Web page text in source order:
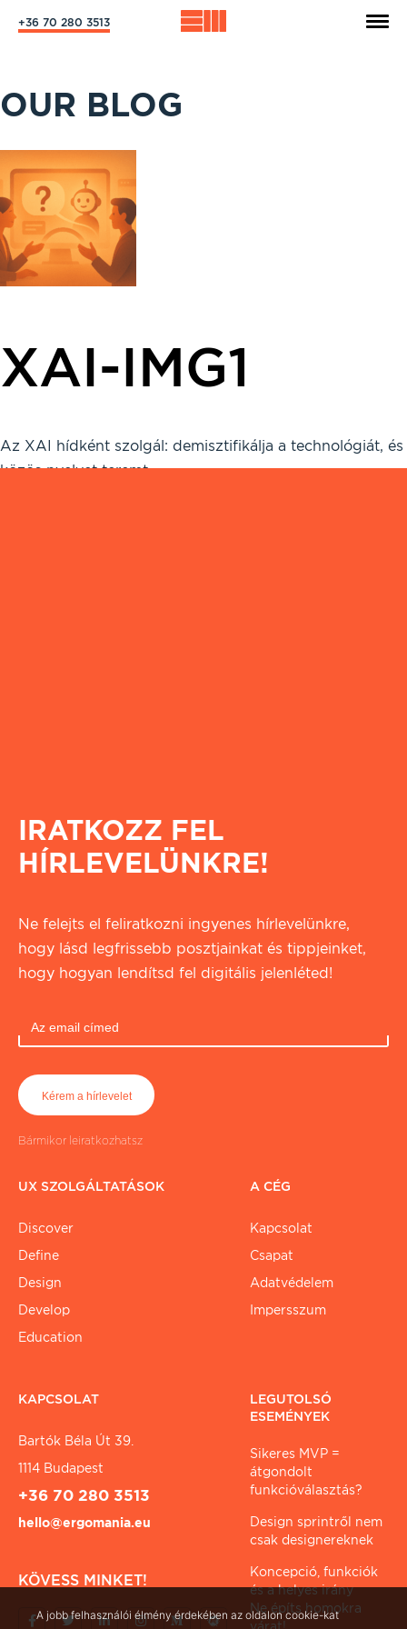
+36 70 280 3513
OUR BLOG
XAI-IMG1
Az XAI hídként szolgál: demisztifikálja a technológiát, és
közös nyelvet teremt
IRATKOZZ FEL
HÍRLEVELÜNKRE!
Ne felejts el feliratkozni ingyenes hírlevelünkre,
hogy lásd legfrissebb posztjainkat és tippjeinket,
hogy hogyan lendítsd fel digitális jelenléted!
Bármikor leiratkozhatsz
UX SZOLGÁLTATÁSOK
Discover
Define
Design
Develop
Education
A CÉG
Kapcsolat
Csapat
Adatvédelem
Impersszum
KAPCSOLAT
Bartók Béla Út 39.
1114 Budapest
+36 70 280 3513
hello@ergomania.eu
KÖVESS MINKET!
LEGUTOLSÓ
ESEMÉNYEK
Sikeres MVP =
átgondolt
funkcióválasztás?
Design sprintről nem
csak designereknek
Koncepció, funkciók
és a helyes irány
Ne építs homokra
A jobb felhasználói élmény érdekében az oldalon cookie-kat